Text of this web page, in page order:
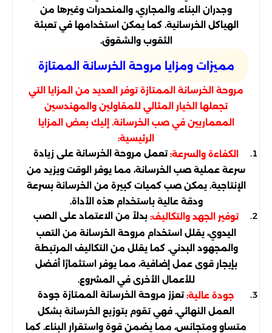
وجدران البناء، والمجاري، والمنحدرات وغيرها من
الهياكل الخرسانية. كما يمكن استخدامها في تعبئة
الثقوب والشقوق.
مميزات ومزايا مروحة الخرسانة الممتازة
مروحة الخرسانة الممتازة توفر العديد من المزايا التي
تجعلها الخيار المثالي للمقاولين والمهندسين
المعماريين في صب الخرسانة. إليك بعض المزايا
الرئيسية:
الكفاءة والسرعة:تعمل مروحة الخرسانة على زيادة
سرعة عملية صب الخرسانة، مما يوفر الوقت ويزيد من
الإنتاجية. يمكن صب كميات كبيرة من الخرسانة بسرعة
ودقة عالية باستخدام هذه الأداة.
توفير الجهد والتكاليف: بدلاً من الاعتماد على الصب
اليدوي، يقلل استخدام مروحة الخرسانة من التعب
والمجهود البدني. كما يقلل من التكاليف المرتبطة
بإيجار قوى عمل إضافية، مما يوفر استثمارًا أفضل
للأعمال الأخرى في المشروع.
جودة عالية:تعزز مروحة الخرسانة الممتازة جودة
العمل النهائي. فهي تقوم بتوزيع الخرسانة بشكل
متساوٍ ومتجانس، مما يضمن قوة واستقرار البناء. كما